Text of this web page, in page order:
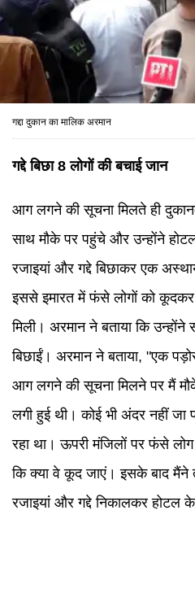
गद्दा दुकान का मालिक अरमान
गद्दे बिछा 8 लोगों की बचाई जान
आग लगने की सूचना मिलते ही
साथ मौके पर पहुंचे और उन्होंने
रजाइयां और गद्दे बिछाकर एक
इससे इमारत में फंसे लोगों को कूदकर
मिली। अरमान ने बताया कि
बिछाईं। अरमान ने बताया, "एक
आग लगने की सूचना मिलने पर मैं
लगी हुई थी। कोई भी अंदर नहीं जा
रहा था। ऊपरी मंजिलों पर फंसे
कि क्या वे कूद जाएं। इसके बाद
रजाइयां और गद्दे निकालकर होटल के